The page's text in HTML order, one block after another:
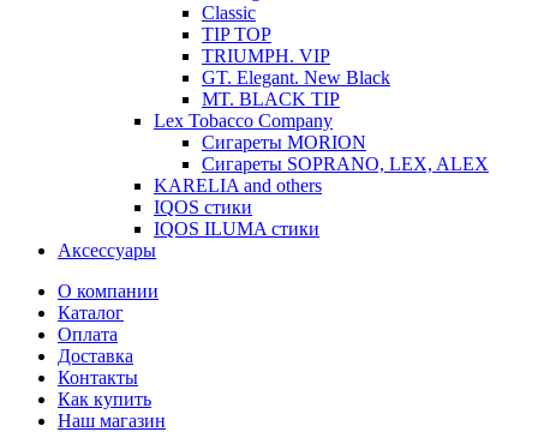
Classic
TIP TOP
TRIUMPH. VIP
GT. Elegant. New Black
MT. BLACK TIP
Lex Tobacco Company
Сигареты MORION
Сигареты SOPRANO, LEX, ALEX
KARELIA and others
IQOS стики
IQOS ILUMA стики
Аксессуары
О компании
Каталог
Оплата
Доставка
Контакты
Как купить
Наш магазин